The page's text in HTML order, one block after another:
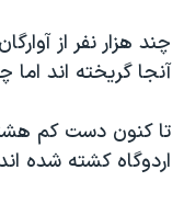
چند هزار نفر از
آنجا گريخته اند اما
تا کنون دست کم
اردوگاه کشته شده